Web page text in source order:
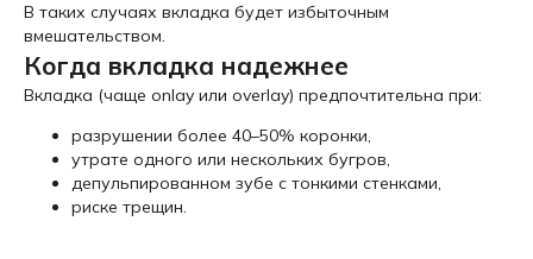
В таких случаях вкладка будет избыточным
вмешательством.
Когда вкладка надежнее
Вкладка (чаще onlay или overlay) предпочтительна при:
разрушении более 40–50% коронки,
утрате одного или нескольких бугров,
депульпированном зубе с тонкими стенками,
риске трещин.